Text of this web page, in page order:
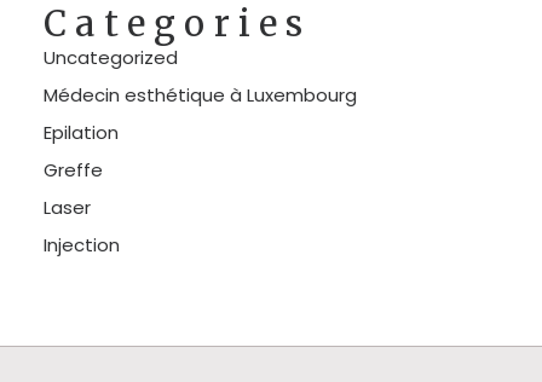
Categories
Uncategorized
Médecin esthétique à Luxembourg
Epilation
Greffe
Laser
Injection